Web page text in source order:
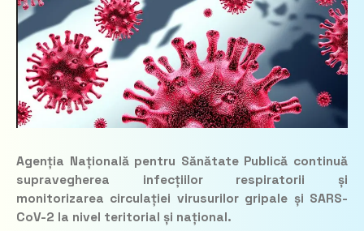
Agenția Națională pentru Sănătate Publică continuă
supravegherea infecțiilor respiratorii și
monitorizarea circulației virusurilor gripale și SARS-
CoV-2 la nivel teritorial și național.